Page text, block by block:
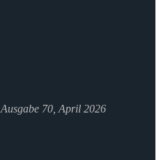
Ausgabe 70, April 2026